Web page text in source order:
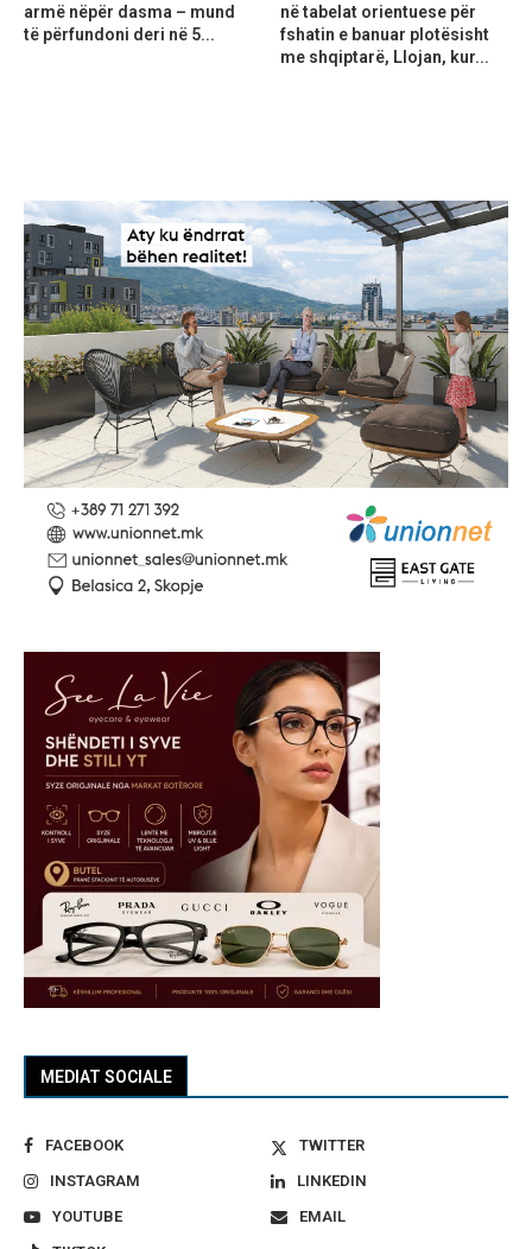
MEDIAT SOCIALE
FACEBOOK
TWITTER
INSTAGRAM
LINKEDIN
YOUTUBE
EMAIL
armë nëpër dasma – mund
të përfundoni deri në 5...
në tabelat orientuese për
fshatin e banuar plotësisht
me shqiptarë, Llojan, kur...